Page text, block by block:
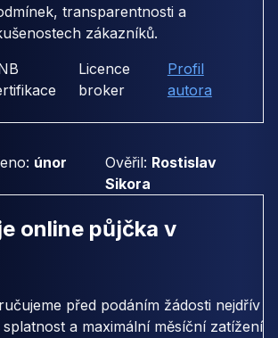
transparentnosti a
zákazníků.
Licence
broker
Profil
autora
únor
Ověřil: Rostislav
Sikora
online půjčka v
před podáním žádosti nejdřív
a maximální měsíční zatížení